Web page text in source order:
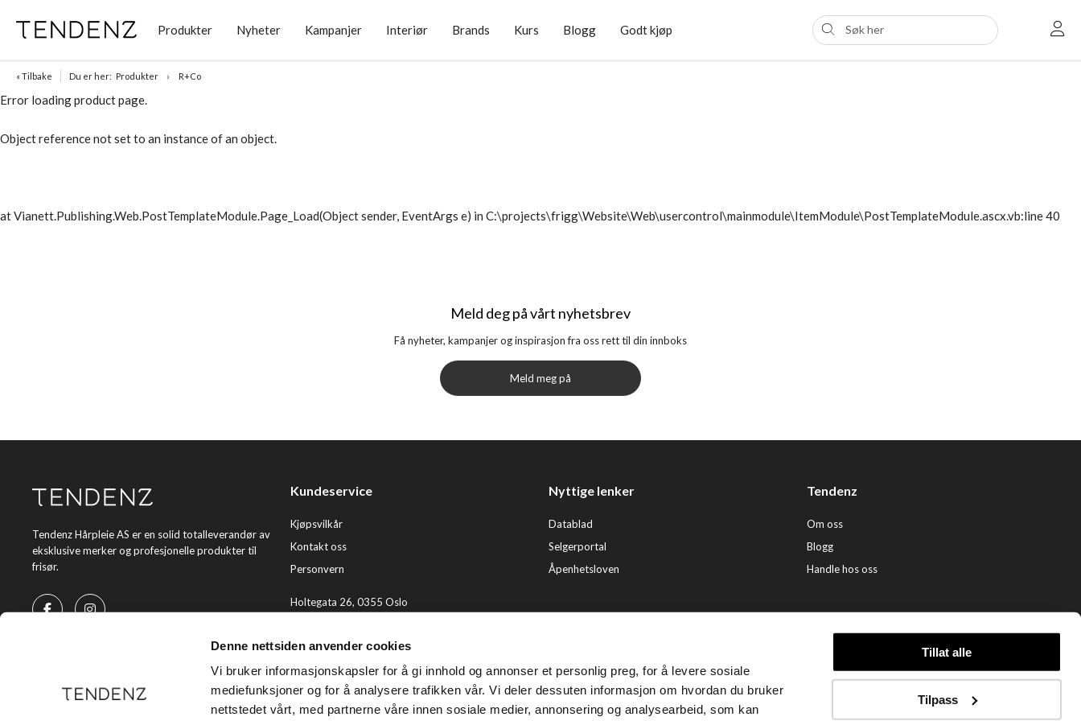
Denne nettsiden anvender cookies
Vi bruker informasjonskapsler for å gi innhold og annonser et personlig preg, for å levere sosiale
mediefunksjoner og for å analysere trafikken vår. Vi deler dessuten informasjon om hvordan du bruker
nettstedet vårt, med partnerne våre innen sosiale medier, annonsering og analysearbeid, som kan
Tillat alle
Tilpass
Produkter Nyheter Kampanjer Interiør Brands Kurs Blogg Godt kjøp
« Tilbake Du er her: Produkter R+Co
Error loading product page.
Object reference not set to an instance of an object.
at Vianett.Publishing.Web.PostTemplateModule.Page_Load(Object sender, EventArgs e) in C:\projects\frigg\Website\Web\usercontrol\mainmodule\ItemModule\PostTemplateModule.ascx.vb:line 40
Meld deg på vårt nyhetsbrev
Få nyheter, kampanjer og inspirasjon fra oss rett til din innboks
Meld meg på
Tendenz Hårpleie AS er en solid totalleverandør av
eksklusive merker og profesjonelle produkter til
frisør.
Kundeservice
Kjøpsvilkår
Kontakt oss
Personvern
Holtegata 26, 0355 Oslo
E-post:kundeservice@tendenz.net
Nyttige lenker
Datablad
Selgerportal
Åpenhetsloven
Tendenz
Om oss
Blogg
Handle hos oss
© Tendenz Hårpleie AS (org. nr. 948 341 662) |Nettbutikk levert av Kréatif